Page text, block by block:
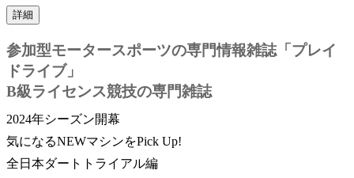
詳細
参加型モータースポーツの専門情報雑誌「プレイ
ドライブ」
B級ライセンス競技の専門雑誌
2024年シーズン開幕
気になるNEWマシンをPick Up!
全日本ダートトライアル編